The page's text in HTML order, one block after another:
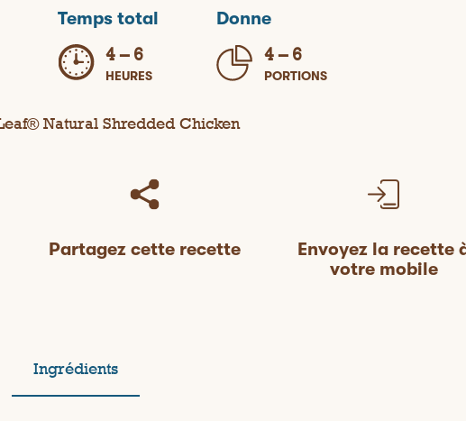
Temps total
4 – 6
HEURES
Donne
4 – 6
PORTIONS
Partagez cette recette
Envoyez la recette
votre mobile
Ingrédients